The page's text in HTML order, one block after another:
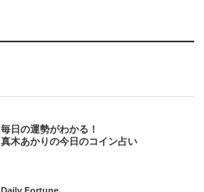
毎日の運勢がわかる！